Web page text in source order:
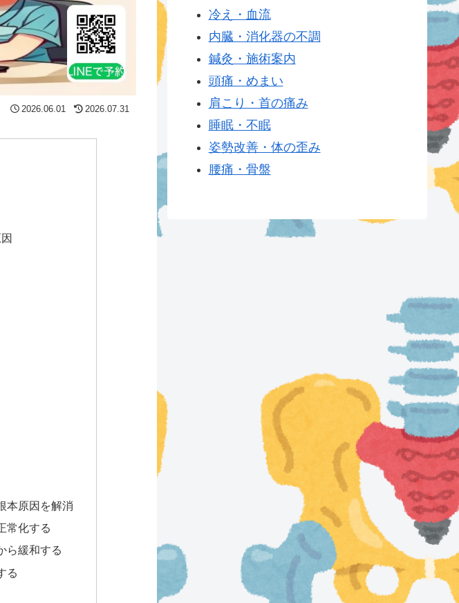
2026.06.01 2026.07.31
本原因を解消
常化する
ら緩和する
る
冷え・血流
内臓・消化器の不調
鍼灸・施術案内
頭痛・めまい
肩こり・首の痛み
睡眠・不眠
姿勢改善・体の歪み
腰痛・骨盤